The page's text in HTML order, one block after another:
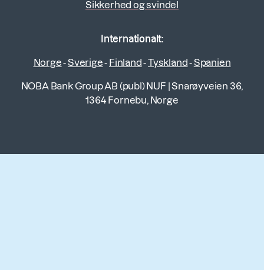
Sikkerhed og svindel
Internationalt:
Norge-Sverige- Finland-Tyskland-Spanien
NOBA Bank Group AB (publ) NUF |Snarøyveien 36,
1364 Fornebu, Norge